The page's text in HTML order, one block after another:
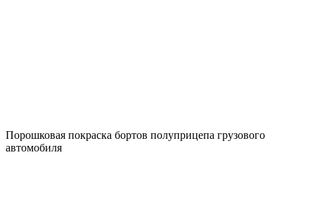
Порошковая покраска бортов полуприцепа грузового
автомобиля